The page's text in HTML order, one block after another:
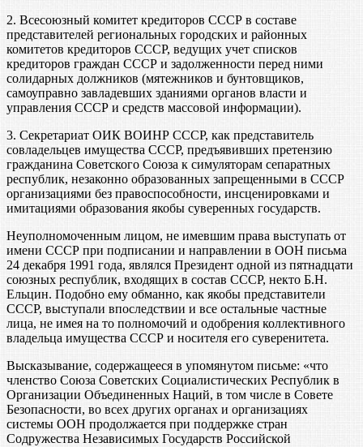
2. Всесоюзный комитет кредиторов СССР в составе
представителей региональных городских и районных
комитетов кредиторов СССР, ведущих учет списков
кредиторов граждан СССР и задолженности перед ними
солидарных должников (мятежников и бунтовщиков,
самоуправно завладевших зданиями органов власти и
управления СССР и средств массовой информации).
3. Секретариат ОИК ВОИНР СССР, как представитель
совладельцев имущества СССР, предъявивших претензию
гражданина Советского Союза к симуляторам сепаратных
республик, незаконно образованных запрещенными в СССР
организациями без правоспособности, инсценировками и
имитациями образования якобы суверенных государств.
Неуполномоченным лицом, не имевшим права выступать от
имени СССР при подписании и направлении в ООН письма
24 декабря 1991 года, являлся Президент одной из пятнадцати
союзных республик, входящих в состав СССР, некто Б.Н.
Ельцин. Подобно ему обманно, как якобы представители
СССР, выступали впоследствии и все остальные частные
лица, не имея на то полномочий и одобрения коллективного
владельца имущества СССР и носителя его суверенитета.
Высказывание, содержащееся в упомянутом письме: «что
членство Союза Советских Социалистических Республик в
Организации Объединенных Наций, в том числе в Совете
Безопасности, во всех других органах и организациях
системы ООН продолжается при поддержке стран
Содружества Независимых Государств Российской